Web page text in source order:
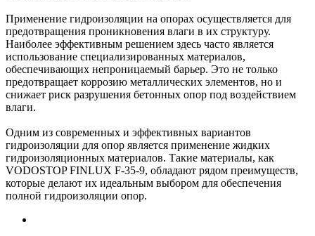
Применение гидроизоляции на опорах осуществляется для
предотвращения проникновения влаги в их структуру.
Наиболее эффективным решением здесь часто является
использование специализированных материалов,
обеспечивающих непроницаемый барьер. Это не только
предотвращает коррозию металлических элементов, но и
снижает риск разрушения бетонных опор под воздействием
влаги.
Одним из современных и эффективных вариантов
гидроизоляции для опор является применение жидких
гидроизоляционных материалов. Такие материалы, как
VODOSTOP FINLUX F-35-9, обладают рядом преимуществ,
которые делают их идеальным выбором для обеспечения
полной гидроизоляции опор.